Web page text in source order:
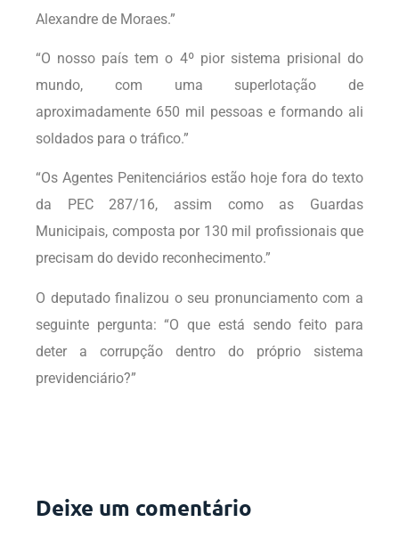
Alexandre de Moraes.”
“O nosso país tem o 4º pior sistema prisional do
mundo, com uma superlotação de
aproximadamente 650 mil pessoas e formando ali
soldados para o tráfico.”
“Os Agentes Penitenciários estão hoje fora do texto
da PEC 287/16, assim como as Guardas
Municipais, composta por 130 mil profissionais que
precisam do devido reconhecimento.”
O deputado finalizou o seu pronunciamento com a
seguinte pergunta: “O que está sendo feito para
deter a corrupção dentro do próprio sistema
previdenciário?”
Deixe um comentário